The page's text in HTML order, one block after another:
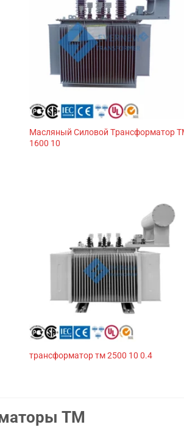
Масляный Cиловой Tрансформатор
1600 10
трансформатор тм 2500 10 0.4
ТМ